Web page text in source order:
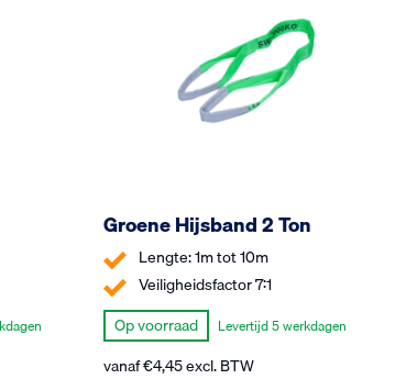
Groene Hijsband 2 Ton
Lengte: 1m tot 10m
Veiligheidsfactor 7:1
Op voorraad
Levertijd 5 werkdagen
vanaf€4,45excl. BTW